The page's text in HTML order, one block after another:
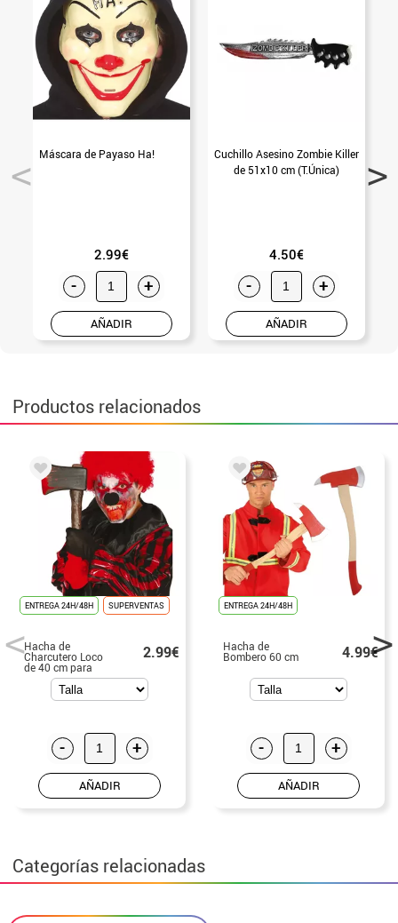
Máscara de Payaso Ha!
2.99€
- +
AÑADIR
Cuchillo Asesino Zombie Killer
de 51x10 cm (T.Única)
4.50€
- +
AÑADIR
Productos relacionados
ENTREGA 24H/48H SUPERVENTAS
Hacha de
Charcutero Loco
de 40 cm para
Halloween
2.99€
- +
AÑADIR
ENTREGA 24H/48H
Hacha de
Bombero 60 cm 4.99€
- +
AÑADIR
Categorías relacionadas